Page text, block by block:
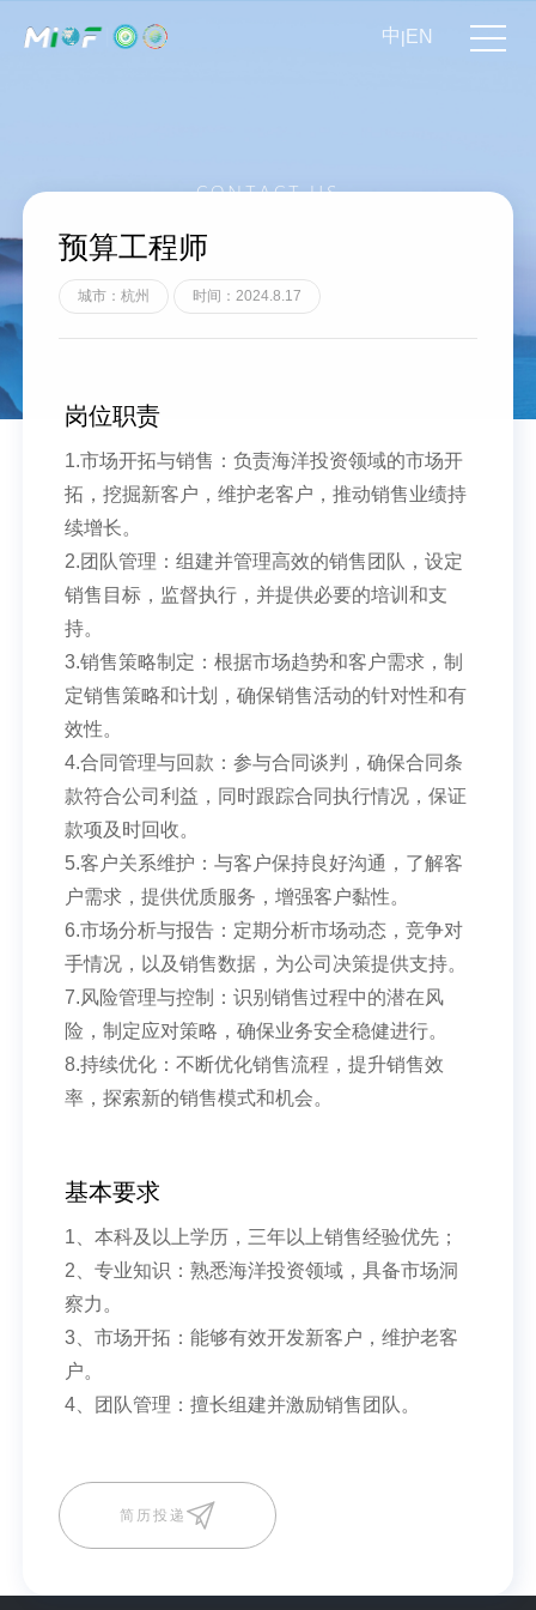
中| EN
CONTACT US
联系我们
预算工程师
城市：杭州 时间：2024.8.17
岗位职责
1.市场开拓与销售：负责海洋投资领域的市场开
拓，挖掘新客户，维护老客户，推动销售业绩持
续增长。
2.团队管理：组建并管理高效的销售团队，设定
销售目标，监督执行，并提供必要的培训和支
持。
3.销售策略制定：根据市场趋势和客户需求，制
定销售策略和计划，确保销售活动的针对性和有
效性。
4.合同管理与回款：参与合同谈判，确保合同条
款符合公司利益，同时跟踪合同执行情况，保证
款项及时回收。
5.客户关系维护：与客户保持良好沟通，了解客
户需求，提供优质服务，增强客户黏性。
6.市场分析与报告：定期分析市场动态，竞争对
手情况，以及销售数据，为公司决策提供支持。
7.风险管理与控制：识别销售过程中的潜在风
险，制定应对策略，确保业务安全稳健进行。
8.持续优化：不断优化销售流程，提升销售效
率，探索新的销售模式和机会。
基本要求
1、本科及以上学历，三年以上销售经验优先；
2、专业知识：熟悉海洋投资领域，具备市场洞
察力。
3、市场开拓：能够有效开发新客户，维护老客
户。
4、团队管理：擅长组建并激励销售团队。
简历投递